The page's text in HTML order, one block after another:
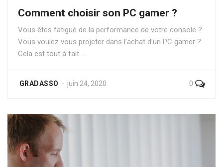
Comment choisir son PC gamer ?
Vous êtes fatigué de la performance de votre console ?
Vous voulez vous projeter dans l’achat d’un PC gamer ?
Cela est tout à fait …
0
GRADASSO juin 24, 2020